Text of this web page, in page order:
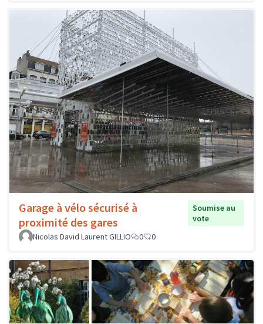
Garage à vélo sécurisé à
proximité des gares
Soumise au
vote
Nicolas David Laurent GILLIO
0 0